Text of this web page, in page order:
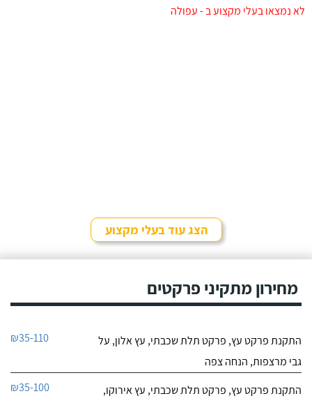
לא נמצאו בעלי מקצוע ב - עפולה
הצג עוד בעלי מקצוע
מחירון מתקיני פרקטים
התקנת פרקט עץ, פרקט תלת שכבתי, עץ אלון, על
גבי מרצפות, הנחה צפה
₪35-110
התקנת פרקט עץ, פרקט תלת שכבתי, עץ אירוקו,
₪35-100